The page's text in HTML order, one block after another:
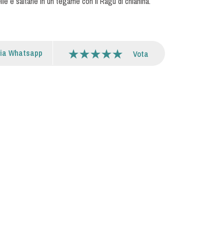
Whatsapp Vota